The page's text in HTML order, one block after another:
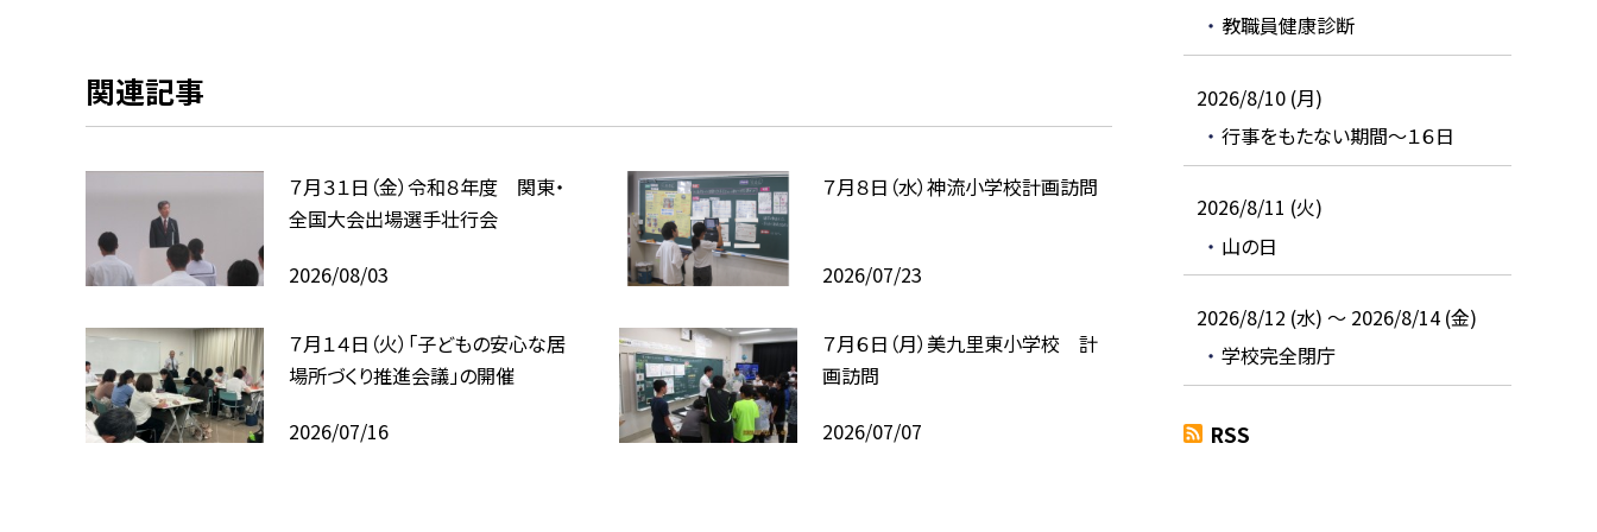
関連記事
７月３１日（金）令和８年度 関東・
全国大会出場選手壮行会
2026/08/03
７月８日（水）神流小学校計画訪問
2026/07/23
７月１４日（火）「子どもの安心な居
場所づくり推進会議」の開催
2026/07/16
７月６日（月）美九里東小学校 計
画訪問
2026/07/07
教職員健康診断
2026/8/10 (月)
行事をもたない期間～１６日
2026/8/11 (火)
山の日
2026/8/12 (水) ～ 2026/8/14 (金)
学校完全閉庁
RSS